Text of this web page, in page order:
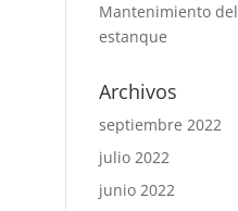
Mantenimiento del
estanque
Archivos
septiembre 2022
julio 2022
junio 2022